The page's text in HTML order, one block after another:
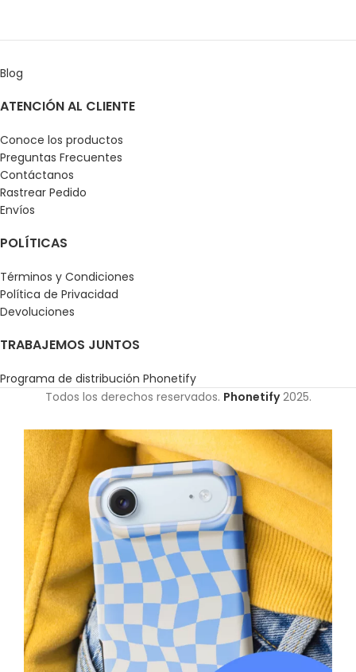
Blog
ATENCIÓN AL CLIENTE
Conoce los productos
Preguntas Frecuentes
Contáctanos
Rastrear Pedido
Envíos
POLÍTICAS
Términos y Condiciones
Política de Privacidad
Devoluciones
TRABAJEMOS JUNTOS
Programa de distribución Phonetify
Todos los derechos reservados. Phonetify2025.